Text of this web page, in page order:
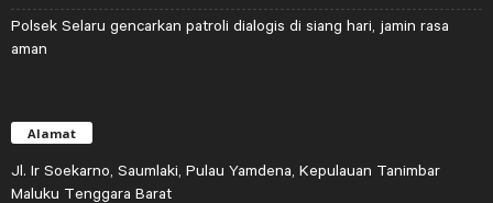
Polsek Selaru gencarkan patroli dialogis di siang hari, jamin rasa
aman
Alamat
Jl. Ir Soekarno, Saumlaki, Pulau Yamdena, Kepulauan Tanimbar
Maluku Tenggara Barat